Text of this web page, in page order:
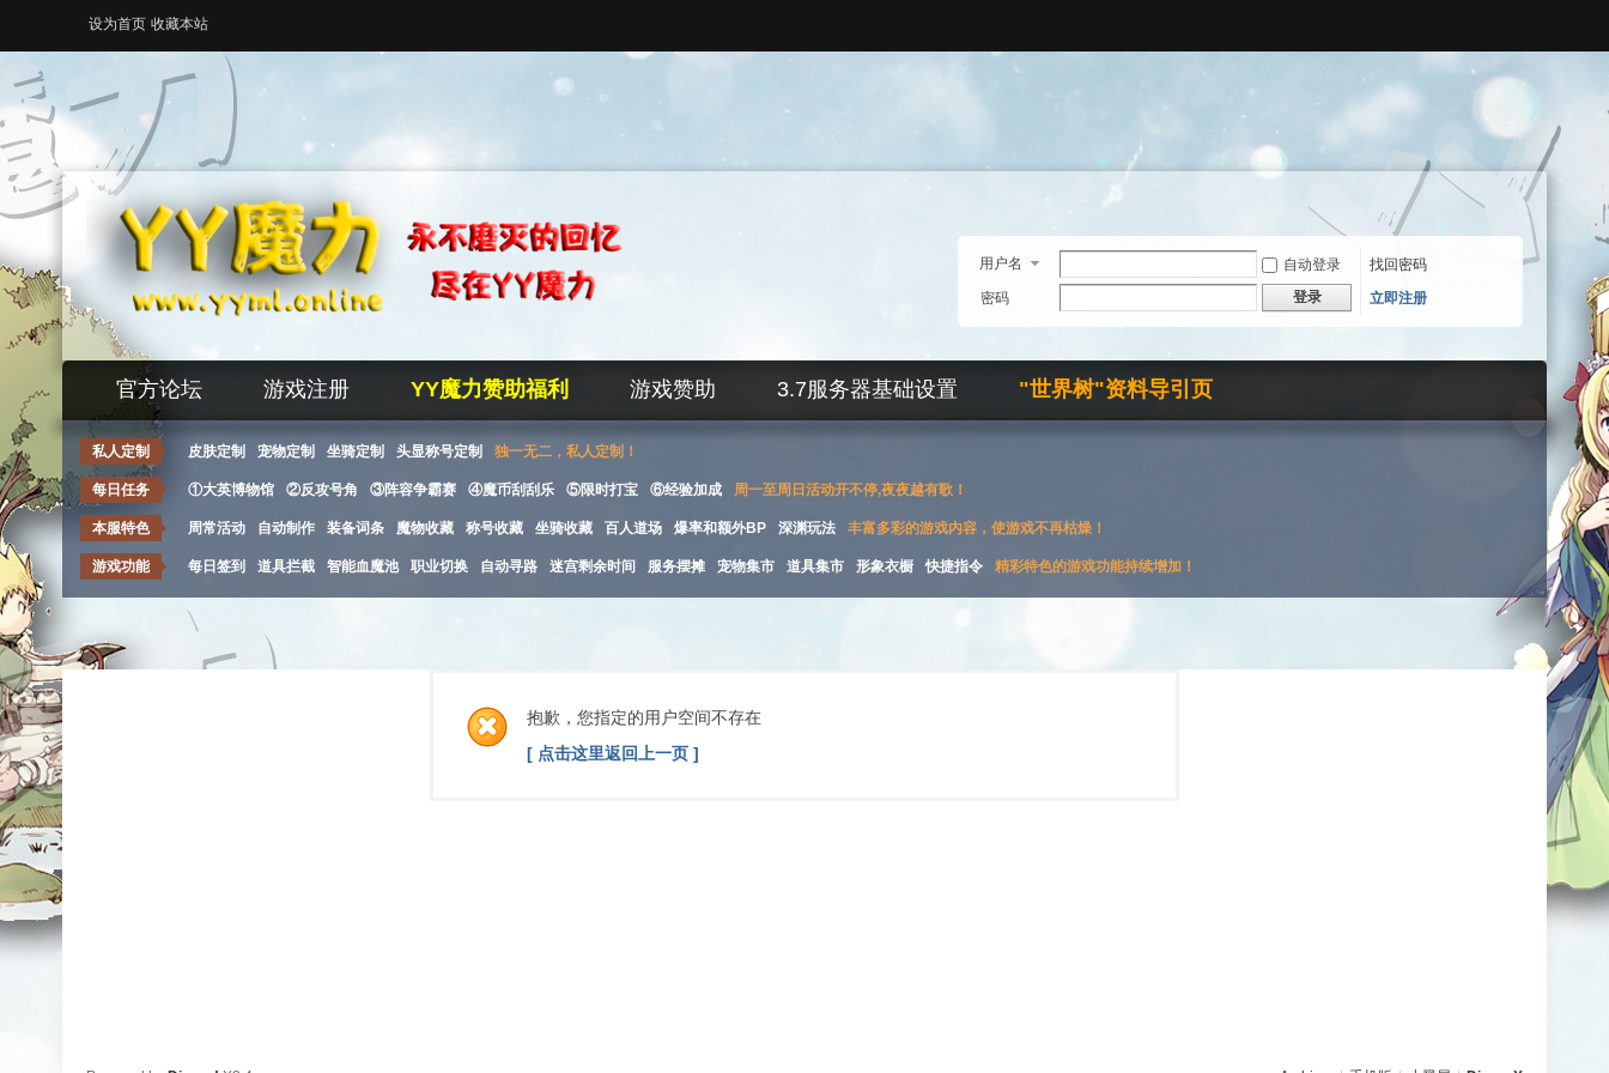
设为首页 收藏本站
用户名 自动登录
找回密码
密码
登录 立即注册
官方论坛 游戏注册 YY魔力赞助福利 游戏赞助 3.7服务器基础设置 "世界树"资料导引页
私人定制 皮肤定制 宠物定制 坐骑定制 头显称号定制 独一无二，私人定制！
每日任务 ①大英博物馆 ②反攻号角 ③阵容争霸赛 ④魔币刮刮乐 ⑤限时打宝 ⑥经验加成 周一至周日活动开不停,夜夜越有歌！
本服特色 周常活动 自动制作 装备词条 魔物收藏 称号收藏 坐骑收藏 百人道场 爆率和额外BP 深渊玩法 丰富多彩的游戏内容，使游戏不再枯燥！
游戏功能 每日签到 道具拦截 智能血魔池 职业切换 自动寻路 迷宫剩余时间 服务摆摊 宠物集市 道具集市 形象衣橱 快捷指令 精彩特色的游戏功能持续增加！
抱歉，您指定的用户空间不存在
[ 点击这里返回上一页 ]